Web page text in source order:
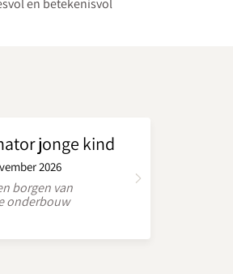
en betekenisvol
jonge kind
2026
borgen van
onderbouw